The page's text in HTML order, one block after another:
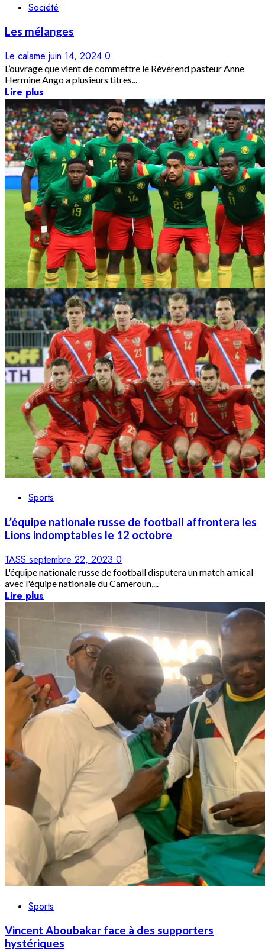
Société
Les mélanges
Le calame juin 14, 2024 0
L’ouvrage que vient de commettre le Révérend pasteur Anne
Hermine Ango a plusieurs titres...
Lire plus
Sports
L’équipe nationale russe de football affrontera les
Lions indomptables le 12 octobre
TASS septembre 22, 2023 0
L'équipe nationale russe de football disputera un match amical
avec l'équipe nationale du Cameroun,...
Lire plus
Sports
Vincent Aboubakar face à des supporters
hystériques